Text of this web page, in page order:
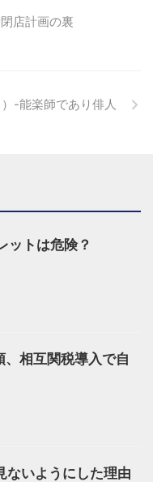
店計画の裏
-能楽師であり俳人
ットは危険？
、相互関税導入で自
いようにした理由